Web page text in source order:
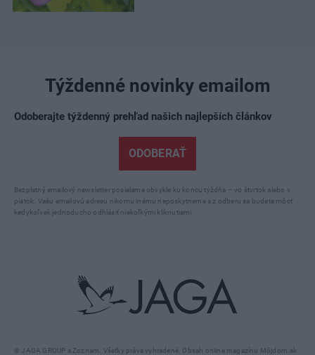
© JAGA GROUP a Zoznam. Všetky práva vyhradené. Obsah online magazínu Môjdom.sk
Týždenné novinky emailom
Odoberajte týždenný prehľad našich najlepších článkov
ODOBERAŤ
Bezplatný emailový newsletter posielame obvykle ku koncu týždňa – vo štvrtok alebo v
piatok. Vašu emailovú adresu nikomu inému neposkytneme a z odberu sa budete môcť
kedykoľvek jednoducho odhlásiť niekoľkými kliknutiami.